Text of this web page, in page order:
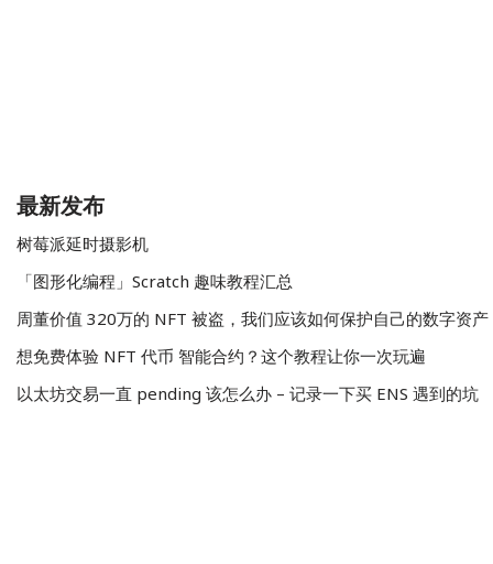
最新发布
树莓派延时摄影机
「图形化编程」Scratch 趣味教程汇总
周董价值 320万的 NFT 被盗，我们应该如何保护自己的数字资产
想免费体验 NFT 代币 智能合约？这个教程让你一次玩遍
以太坊交易一直 pending 该怎么办 – 记录一下买 ENS 遇到的坑